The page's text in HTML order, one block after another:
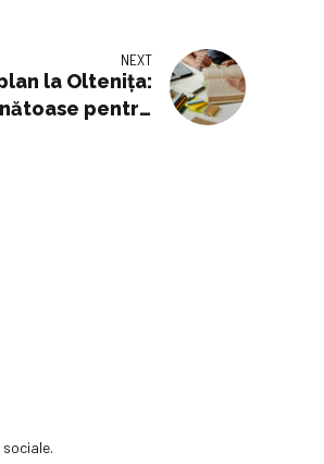
NEXT
la Oltenița:
pentru